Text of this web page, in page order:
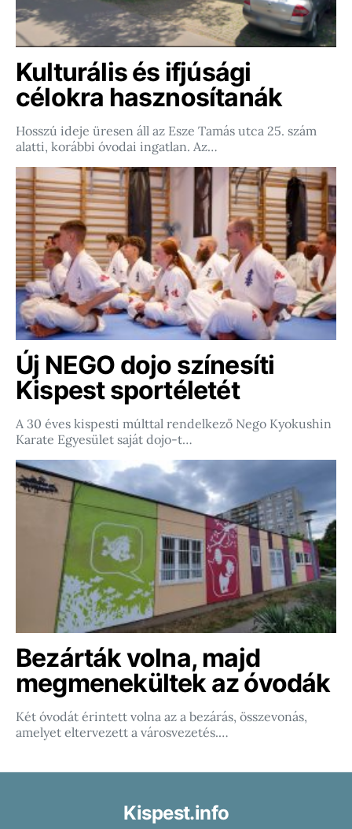
Kulturális és ifjúsági
célokra hasznosítanák
Hosszú ideje üresen áll az Esze Tamás utca 25. szám
alatti, korábbi óvodai ingatlan. Az…
Új NEGO dojo színesíti
Kispest sportéletét
A 30 éves kispesti múlttal rendelkező Nego Kyokushin
Karate Egyesület saját dojo-t…
Bezárták volna, majd
megmenekültek az óvodák
Két óvodát érintett volna az a bezárás, összevonás,
amelyet eltervezett a városvezetés.…
Kispest.info